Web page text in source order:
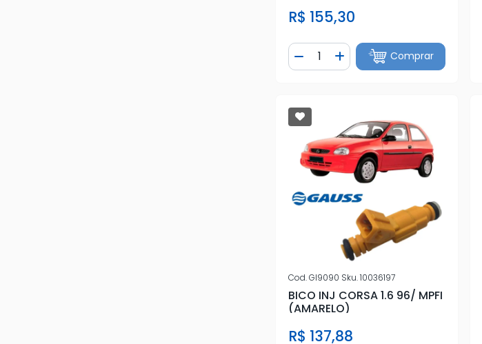
R$ 155,30
Diminuir Quantidade
Quantidade
Adicionar Quantidade
Comprar
Cod.GI9090 Sku.10036197
BICO INJ CORSA 1.6 96/ MPFI
(AMARELO)
R$ 137,88